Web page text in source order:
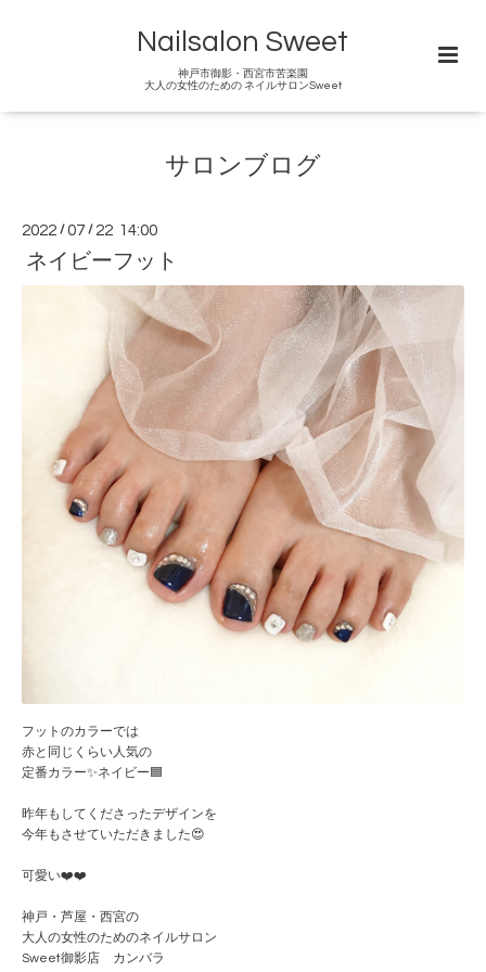
Nailsalon Sweet
神戸市御影・西宮市苦楽園
大人の女性のための ネイルサロンSweet
サロンブログ
2022 /07 / 22 14:00
ネイビーフット
フットのカラーでは
赤と同じくらい人気の
定番カラー✨ネイビー🟦
昨年もしてくださったデザインを
今年もさせていただきました😍
可愛い❤️❤️
神戸・芦屋・西宮の
大人の女性のためのネイルサロン
Sweet御影店 カンバラ